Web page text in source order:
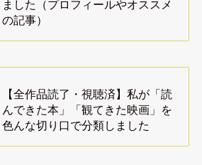
ました（プロフィールやオススメ
の記事）
【全作品読了・視聴済】私が「読
んできた本」「観てきた映画」を
色んな切り口で分類しました